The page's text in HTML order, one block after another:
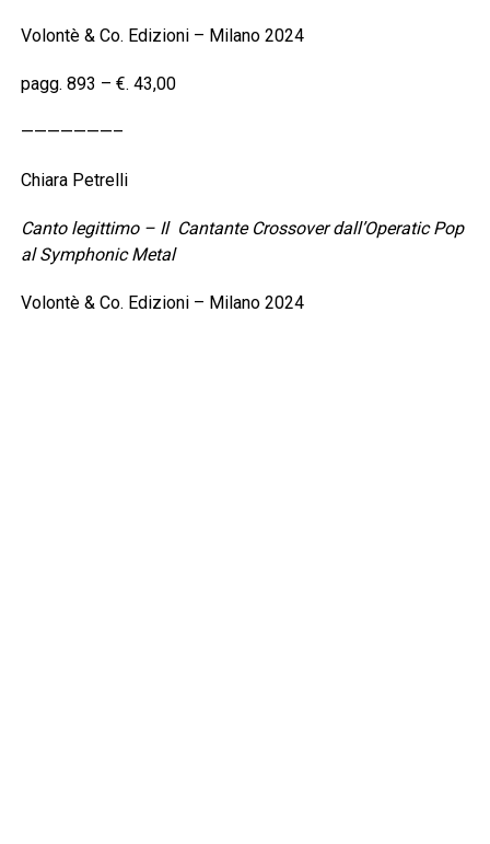
Volontè & Co. Edizioni – Milano 2024
pagg. 893 – €. 43,00
———————–
Chiara Petrelli
Canto legittimo – Il Cantante Crossover dall’Operatic Pop
al Symphonic Metal
Volontè & Co. Edizioni – Milano 2024